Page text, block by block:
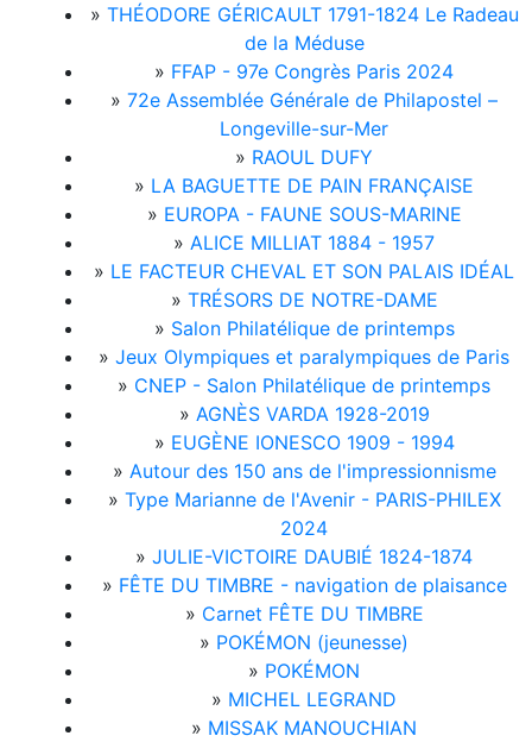
» THÉODORE GÉRICAULT 1791-1824 Le Radeau
de la Méduse
» FFAP - 97e Congrès Paris 2024
» 72e Assemblée Générale de Philapostel –
Longeville-sur-Mer
» RAOUL DUFY
» LA BAGUETTE DE PAIN FRANÇAISE
» EUROPA - FAUNE SOUS-MARINE
» ALICE MILLIAT 1884 - 1957
» LE FACTEUR CHEVAL ET SON PALAIS IDÉAL
» TRÉSORS DE NOTRE-DAME
» Salon Philatélique de printemps
» Jeux Olympiques et paralympiques de Paris
» CNEP - Salon Philatélique de printemps
» AGNÈS VARDA 1928-2019
» EUGÈNE IONESCO 1909 - 1994
» Autour des 150 ans de l'impressionnisme
» Type Marianne de l'Avenir - PARIS-PHILEX
2024
» JULIE-VICTOIRE DAUBIÉ 1824-1874
» FÊTE DU TIMBRE - navigation de plaisance
» Carnet FÊTE DU TIMBRE
» POKÉMON (jeunesse)
» POKÉMON
» MICHEL LEGRAND
» MISSAK MANOUCHIAN